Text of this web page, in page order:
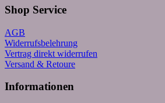
Shop Service
AGB
Widerrufsbelehrung
Vertrag direkt widerrufen
Versand & Retoure
Informationen